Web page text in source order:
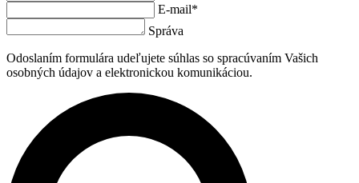
E-mail*
Správa
Odoslaním formulára udeľujete súhlas so spracúvaním Vašich
osobných údajov a elektronickou komunikáciou.